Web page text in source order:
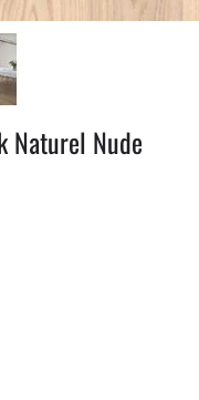
Naturel Nude